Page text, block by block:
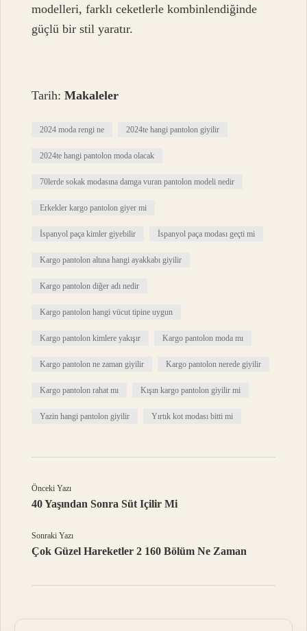
modelleri, farklı ceketlerle kombinlendiğinde
güçlü bir stil yaratır.
Tarih:Makaleler
2024 moda rengi ne 2024te hangi pantolon giyilir
2024te hangi pantolon moda olacak
70lerde sokak modasına damga vuran pantolon modeli nedir
Erkekler kargo pantolon giyer mi
İspanyol paça kimler giyebilir İspanyol paça modası geçti mi
Kargo pantolon altına hangi ayakkabı giyilir
Kargo pantolon diğer adı nedir
Kargo pantolon hangi vücut tipine uygun
Kargo pantolon kimlere yakışır Kargo pantolon moda mı
Kargo pantolon ne zaman giyilir Kargo pantolon nerede giyilir
Kargo pantolon rahat mı Kışın kargo pantolon giyilir mi
Yazin hangi pantolon giyilir Yırtık kot modası bitti mi
Önceki Yazı
40 Yaşından Sonra Süt Içilir Mi
Sonraki Yazı
Çok Güzel Hareketler 2 160 Bölüm Ne Zaman